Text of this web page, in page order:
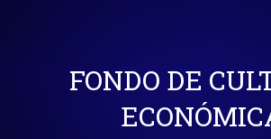
FONDO DE